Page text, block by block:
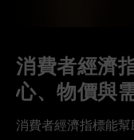
消費者經濟
心、物價與
消費者經濟指標能